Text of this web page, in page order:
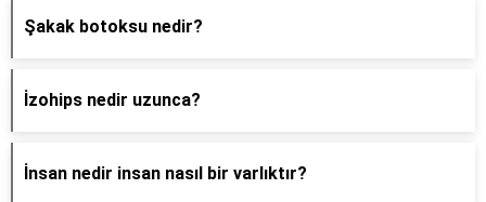
Şakak botoksu nedir?
İzohips nedir uzunca?
İnsan nedir insan nasıl bir varlıktır?